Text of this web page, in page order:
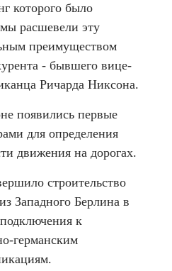
которого было
расшевели эту
преимуществом
- бывшего вице-
Ричарда Никсона.
появились первые
для определения
движения на дорогах.
строительство
Западного Берлина в
к
германским